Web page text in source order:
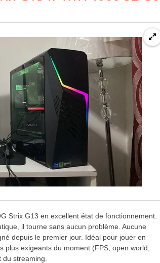
Strix G13 en excellent état de fonctionnement.
il tourne sans aucun problème. Aucune
depuis le premier jour. Idéal pour jouer en
exigeants du moment (FPS, open world,
streaming.